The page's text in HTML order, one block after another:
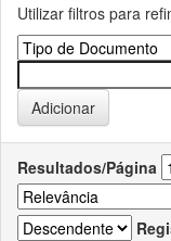
Utilizar filtros para
Resultados/Página